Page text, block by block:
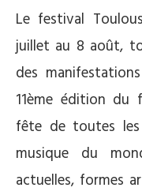
Le festival
juillet au 8 août,
des
11ème édition du
fête de toutes les
musique du
actuelles, formes